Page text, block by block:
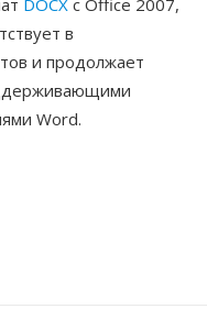
DOCX с Office 2007,
в
и продолжает
Word.